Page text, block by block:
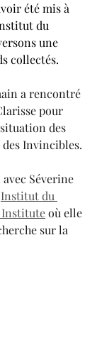
été mis à
du
une
collectés.
a rencontré
pour
des
Invincibles.
Séverine
Institut du
Institute où elle
sur la